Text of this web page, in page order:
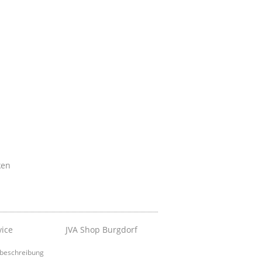
JVA Shop Burgdorf